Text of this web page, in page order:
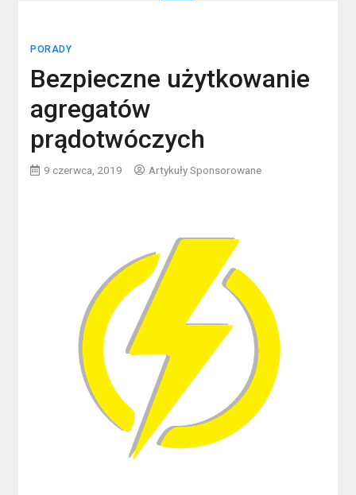
PORADY
Bezpieczne użytkowanie
agregatów
prądotwóczych
9 czerwca, 2019 Artykuły Sponsorowane